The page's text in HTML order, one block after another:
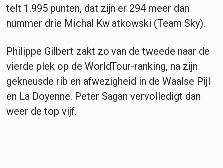
telt 1.995 punten, dat zijn er 294 meer dan
nummer drie Michal Kwiatkowski (Team Sky).
Philippe Gilbert zakt zo van de tweede naar de
vierde plek op de WorldTour-ranking, na zijn
gekneusde rib en afwezigheid in de Waalse Pijl
en La Doyenne. Peter Sagan vervolledigt dan
weer de top vijf.